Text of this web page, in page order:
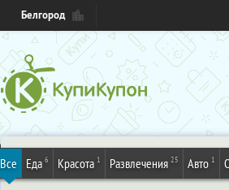
Белгород
Все Еда 6 Красота 1 Развлечения 25 Авто 1